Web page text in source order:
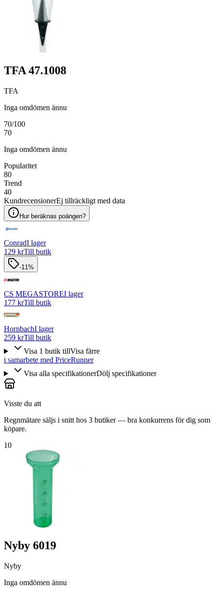
TFA 47.1008
TFA
Inga omdömen ännu
70/100
70
Inga omdömen ännu
Popularitet
80
Trend
40
KundrecensionerEj tillräckligt med data
Hur beräknas poängen?
ConradI lager
129 krTill butik
-11%
CS MEGASTOREI lager
177 krTill butik
HornbachI lager
259 krTill butik
Visa 1 butik tillVisa färre
i samarbete med PriceRunner
Visa alla specifikationerDölj specifikationer
Visste du att
Regnmätare säljs i snitt hos 3 butiker — bra konkurrens för dig som
köpare.
10
Nyby 6019
Nyby
Inga omdömen ännu